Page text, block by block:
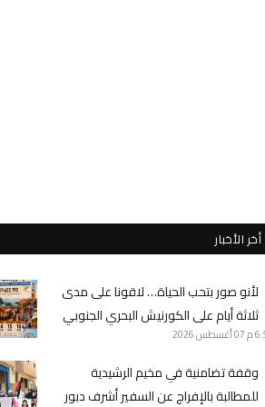
أخر الأخبار
لأنو صور بتحب الحياة… لاقونا على مدى
ثلاثة أيام على الكورنيش البحري الجنوبي
م 07 أغسطس 2026
وقفة تضامنية في مخيم الرشيدية
للمطالبة بالإفراج عن السفير أشرف دبور